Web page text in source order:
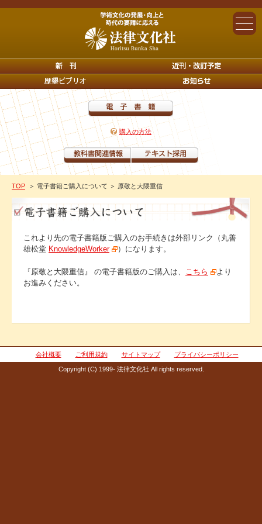
購入の方法
TOP ＞ 電子書籍ご購入について ＞ 原敬と大隈重信
これより先の電子書籍版ご購入のお手続きは外部リンク（丸善
雄松堂 KnowledgeWorker ）になります。
『原敬と大隈重信』 の電子書籍版のご購入は、 こちら
より
お進みください。
会社概要 ご利用規約 サイトマップ プライバシーポリシー
Copyright (C) 1999- 法律文化社 All rights reserved.